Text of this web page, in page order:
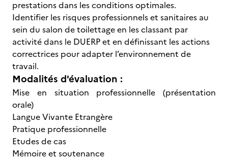
prestations dans les conditions optimales.
Identifier les risques professionnels et sanitaires au
sein du salon de toilettage en les classant par
activité dans le DUERP et en définissant les actions
correctrices pour adapter l’environnement de
travail.
Modalités d'évaluation :
Mise en situation professionnelle (présentation
orale)
Langue Vivante Etrangère
Pratique professionnelle
Etudes de cas
Mémoire et soutenance